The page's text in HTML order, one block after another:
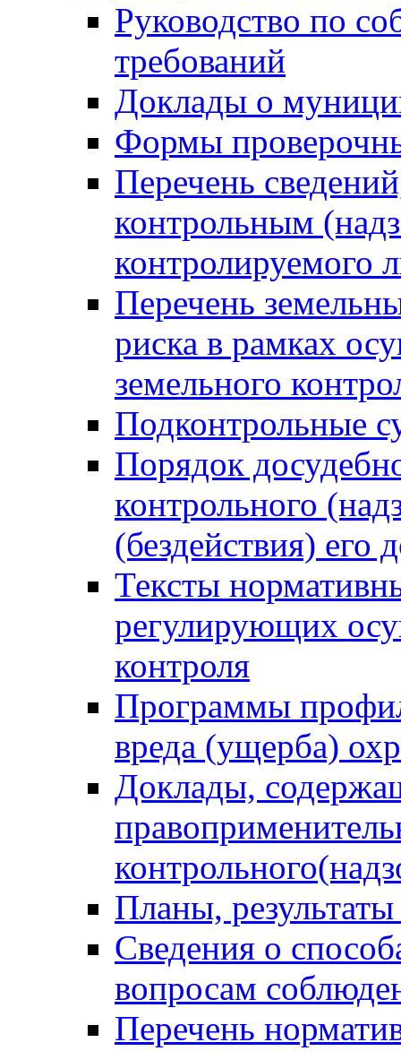
Руководство по
требований
Доклады о
Формы
Перечень
контрольным
контролируемого
Перечень
риска в рамках
земельного
Подконтрольные
Порядок
контрольного
(бездействия)
Тексты
регулирующих
контроля
Программы
вреда (ущерба)
Доклады,
Планы,
Сведения о
вопросам
Перечень